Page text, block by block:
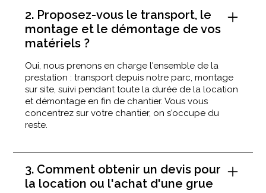
2. Proposez-vous le transport, le
montage et le démontage de vos
matériels ?
Oui, nous prenons en charge l'ensemble de la
prestation : transport depuis notre parc, montage
sur site, suivi pendant toute la durée de la location
et démontage en fin de chantier. Vous vous
concentrez sur votre chantier, on s'occupe du
reste.
3. Comment obtenir un devis pour
la location ou l'achat d'une grue